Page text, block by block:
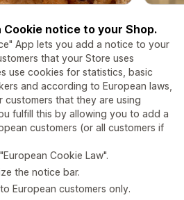
Cookie notice to your Shop.
App lets you add a notice to your
that your Store uses
use cookies for statistics, basic
and according to European laws,
customers that they are using
fulfill this by allowing you to add a
customers (or all customers if
Cookie Law".
the notice bar.
European customers only.